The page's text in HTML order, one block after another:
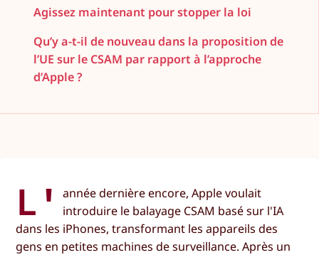
Agissez maintenant pour stopper la loi
Qu’y a-t-il de nouveau dans la proposition de
l’UE sur le CSAM par rapport à l’approche
d’Apple ?
L'
année dernière encore, Apple voulait
introduire le balayage CSAM basé sur l'IA
dans les iPhones, transformant les appareils des
gens en petites machines de surveillance. Après un